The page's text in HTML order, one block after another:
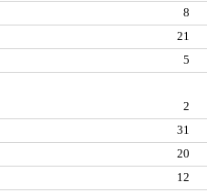
8
21
5
2
31
20
12